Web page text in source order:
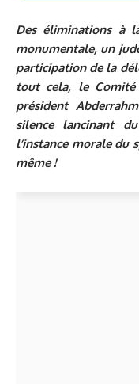
Des éliminations à
monumentale, un
participation de la
tout cela, le Comité
président
silence lancinant
l’instance morale du
même !